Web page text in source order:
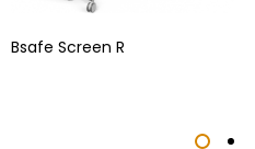
Bsafe Screen R